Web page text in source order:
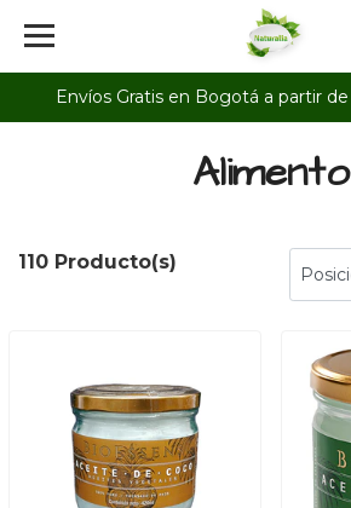
Envíos Gratis en Bogotá a partir de
Alimento
110 Producto(s)